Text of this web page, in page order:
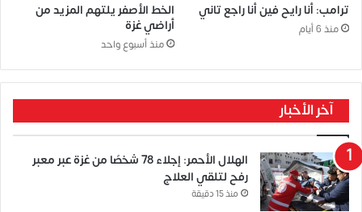
ترامب: أنا رايح فين أنا راجع تاني
منذ 6 أيام
الخط الأصفر يلتهم المزيد من
أراضي غزة
منذ أسبوع واحد
آخر الأخبار
الهلال الأحمر: إجلاء 78 شخصًا من غزة عبر معبر
رفح لتلقي العلاج
منذ 15 دقيقة